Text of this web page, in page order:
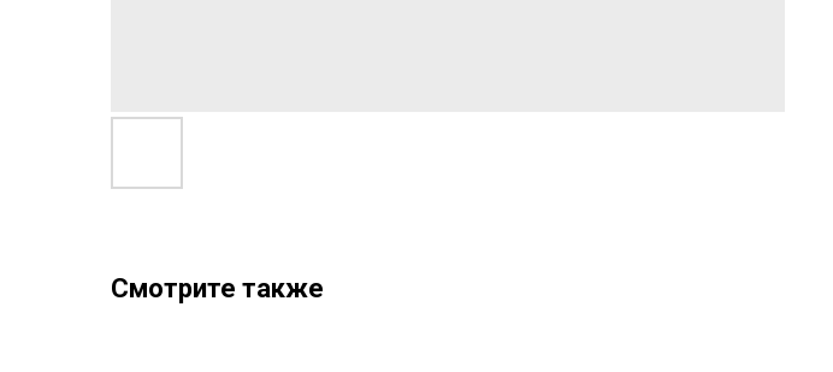
Смотрите также